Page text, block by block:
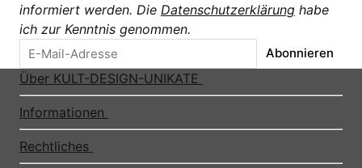
informiert werden. Die Datenschutzerklärung habe
ich zur Kenntnis genommen.
Abonnieren
Über KULT-DESIGN-UNIKATE
Informationen
Rechtliches